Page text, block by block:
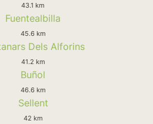
43.1 km
Fuentealbilla
45.6 km
Dels Alforins
41.2 km
Buñol
46.6 km
Sellent
42 km